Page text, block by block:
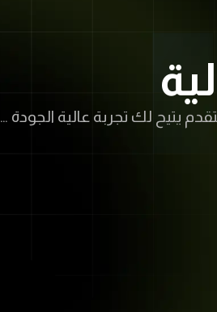
يتيح لك تجربة عالية الجودة …